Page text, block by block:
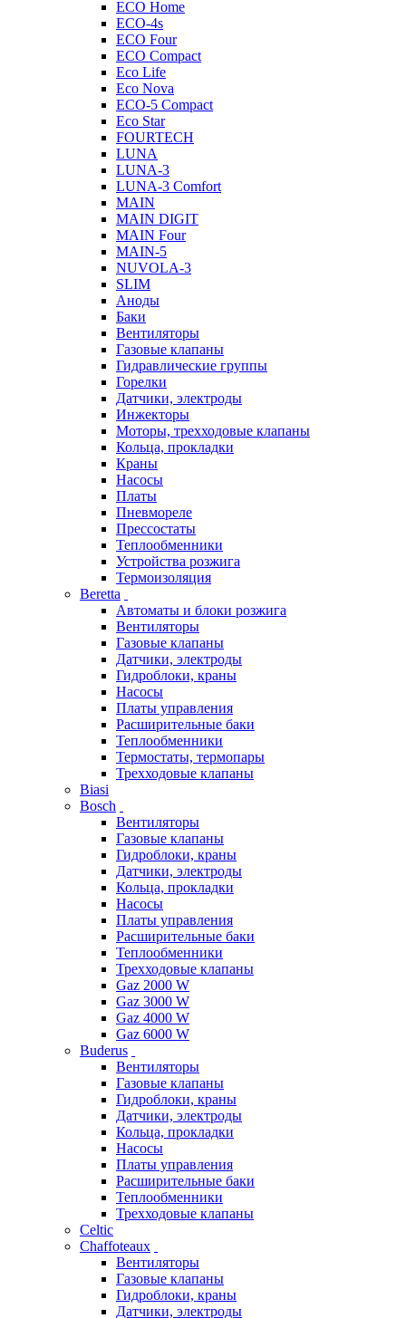
ECO Home
ECO-4s
ECO Four
ECO Compact
Eco Life
Eco Nova
ECO-5 Compact
Eco Star
FOURTECH
LUNA
LUNA-3
LUNA-3 Comfort
MAIN
MAIN DIGIT
MAIN Four
MAIN-5
NUVOLA-3
SLIM
Аноды
Баки
Вентиляторы
Газовые клапаны
Гидравлические группы
Горелки
Датчики, электроды
Инжекторы
Моторы, трехходовые клапаны
Кольца, прокладки
Краны
Насосы
Платы
Пневмореле
Прессостаты
Теплообменники
Устройства розжига
Термоизоляция
Beretta
Автоматы и блоки розжига
Вентиляторы
Газовые клапаны
Датчики, электроды
Гидроблоки, краны
Насосы
Платы управления
Расширительные баки
Теплообменники
Термостаты, термопары
Трехходовые клапаны
Biasi
Bosch
Вентиляторы
Газовые клапаны
Гидроблоки, краны
Датчики, электроды
Кольца, прокладки
Насосы
Платы управления
Расширительные баки
Теплообменники
Трехходовые клапаны
Gaz 2000 W
Gaz 3000 W
Gaz 4000 W
Gaz 6000 W
Buderus
Вентиляторы
Газовые клапаны
Гидроблоки, краны
Датчики, электроды
Кольца, прокладки
Насосы
Платы управления
Расширительные баки
Теплообменники
Трехходовые клапаны
Celtic
Chaffoteaux
Вентиляторы
Газовые клапаны
Гидроблоки, краны
Датчики, электроды